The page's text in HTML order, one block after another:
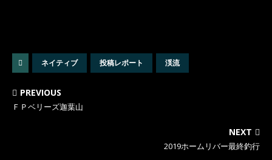
ネイティブ 投稿レポート 渓流
PREVIOUS
ＦＰベリーズ迦葉山
NEXT
2019ホームリバー最終釣行